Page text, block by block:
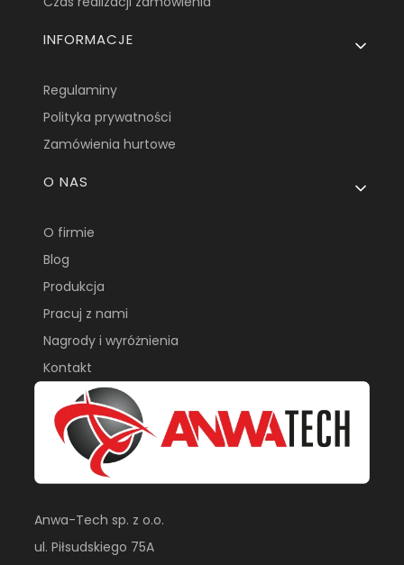
INFORMACJE
Regulaminy
Polityka prywatności
Zamówienia hurtowe
O NAS
O firmie
Blog
Produkcja
Pracuj z nami
Nagrody i wyróżnienia
Kontakt
Anwa-Tech sp. z o.o.
ul. Piłsudskiego 75A